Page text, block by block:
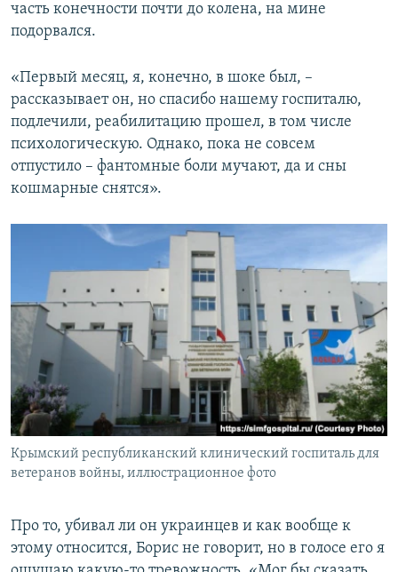
часть конечности почти до колена, на мине
подорвался.
«Первый месяц, я, конечно, в шоке был, –
рассказывает он, но спасибо нашему госпиталю,
подлечили, реабилитацию прошел, в том числе
психологическую. Однако, пока не совсем
отпустило – фантомные боли мучают, да и сны
кошмарные снятся».
Крымский республиканский клинический госпиталь для
ветеранов войны, иллюстрационное фото
Про то, убивал ли он украинцев и как вообще к
этому относится, Борис не говорит, но в голосе его я